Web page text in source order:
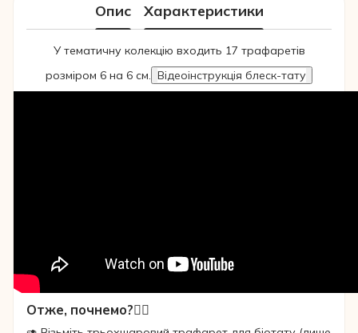
Опис Характеристики
У тематичну колекцію входить 17 трафаретів
розміром 6 на 6 см. Відеоінструкція блеск-тату
Отже, почнемо?👇🏻